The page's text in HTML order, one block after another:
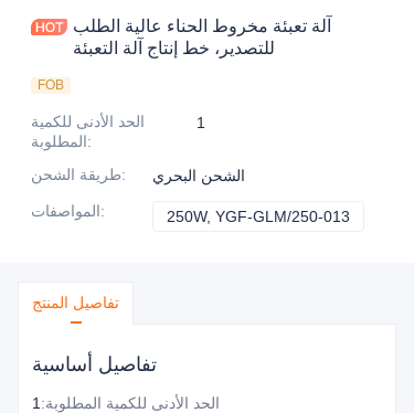
آلة تعبئة مخروط الحناء عالية الطلب
للتصدير، خط إنتاج آلة التعبئة
FOB
الحد الأدنى للكمية
المطلوبة:
1
طريقة الشحن:
الشحن البحري
المواصفات: 250W, YGF-GLM/250-013
تفاصيل المنتج
تفاصيل أساسية
الحد الأدنى للكمية المطلوبة:
1